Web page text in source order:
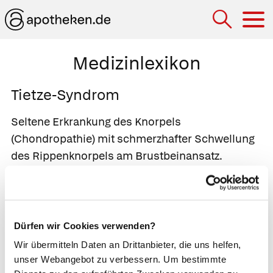
Dürfen wir Cookies verwenden?
Wir übermitteln Daten an Drittanbieter, die uns helfen,
unser Webangebot zu verbessern. Um bestimmte
Medizinlexikon
Tietze-Syndrom
Seltene Erkrankung des Knorpels
(Chondropathie) mit schmerzhafter Schwellung
des Rippenknorpels am Brustbeinansatz.
Betroffen sind vor allem die 2. und die 3. Rippe.
Die Schmerzen im Brustbein können bis in
beim Ein- und Ausatmen oder Niesen
verstärken. Die Ursache ist unklar. Vermutet wird
ein Zusammenhang mit körperlichen